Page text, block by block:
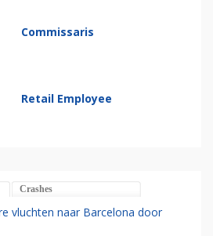
Commissaris
Retail Employee
Crashes
vluchten naar Barcelona door